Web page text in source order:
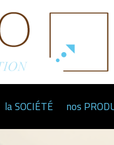
la SOCIÉTÉ nos